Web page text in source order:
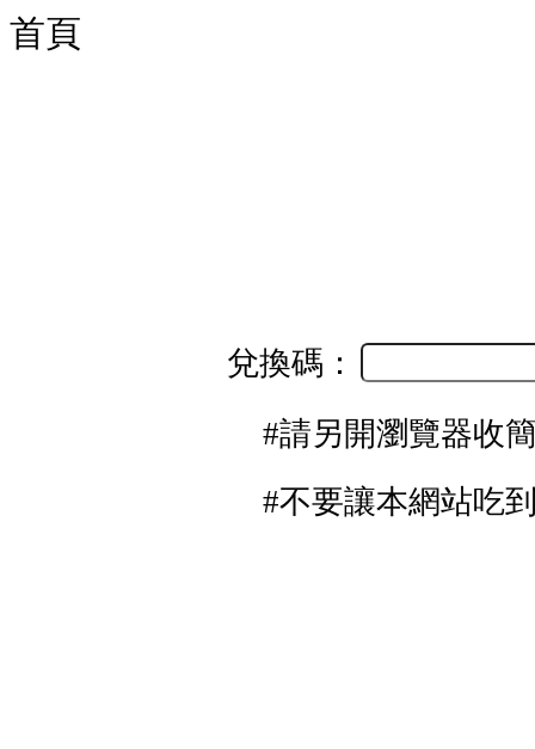
首頁
兌換碼：
#請另開瀏覽器收
#不要讓本網站吃